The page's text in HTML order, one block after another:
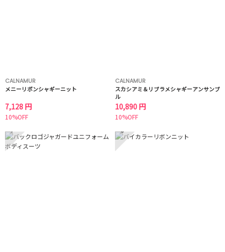
CALNAMUR
メニーリボンシャギーニット
7,128 円
10%OFF
CALNAMUR
スカシアミ＆リブラメシャギーアンサンブ
ル
10,890 円
10%OFF
7 8